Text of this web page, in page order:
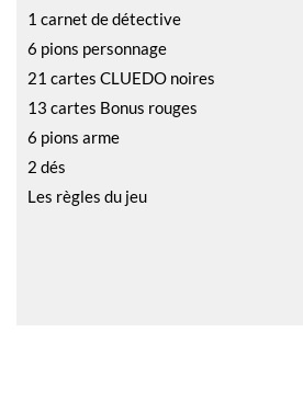
1 carnet de détective
6 pions personnage
21 cartes CLUEDO noires
13 cartes Bonus rouges
6 pions arme
2 dés
Les règles du jeu